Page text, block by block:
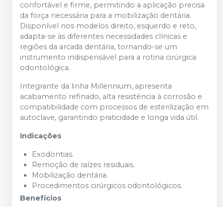
confortável e firme, permitindo a aplicação precisa
da força necessária para a mobilização dentária.
Disponível nos modelos direito, esquerdo e reto,
adapta-se às diferentes necessidades clínicas e
regiões da arcada dentária, tornando-se um
instrumento indispensável para a rotina cirúrgica
odontológica.
Integrante da linha Millennium, apresenta
acabamento refinado, alta resistência à corrosão e
compatibilidade com processos de esterilização em
autoclave, garantindo praticidade e longa vida útil.
Indicações
Exodontias.
Remoção de raízes residuais.
Mobilização dentária.
Procedimentos cirúrgicos odontológicos.
Benefícios